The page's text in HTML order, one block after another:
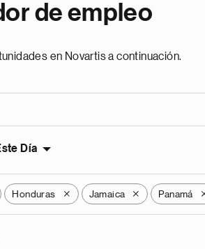
de empleo
en Novartis a continuación.
Día
Honduras X Jamaica X Panamá